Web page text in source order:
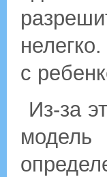
с
Из-за